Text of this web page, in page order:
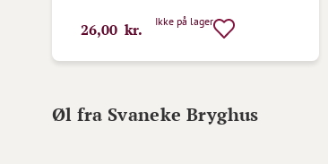
26,00 kr. Ikke på lager
Øl fra Svaneke Bryghus